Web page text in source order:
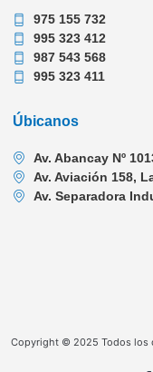
975 155 732
995 323 412
987 543 568
995 323 411
Úbicanos
Av. Abancay Nº
Av. Aviación 158,
Av. Separadora
Copyright © 2025 Todos los